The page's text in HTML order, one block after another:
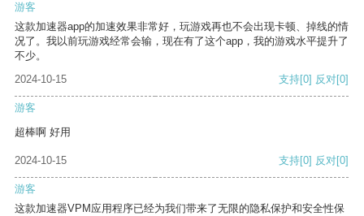
游客
这款加速器app的加速效果非常好，玩游戏再也不会出现卡顿、掉线的情
况了。我以前玩游戏经常会输，现在有了这个app，我的游戏水平提升了
不少。
2024-10-15
支持[0] 反对[0]
游客
超棒啊 好用
2024-10-15 支持[0] 反对[0]
游客
这款加速器VPM应用程序已经为我们带来了无限的隐私保护和安全性保